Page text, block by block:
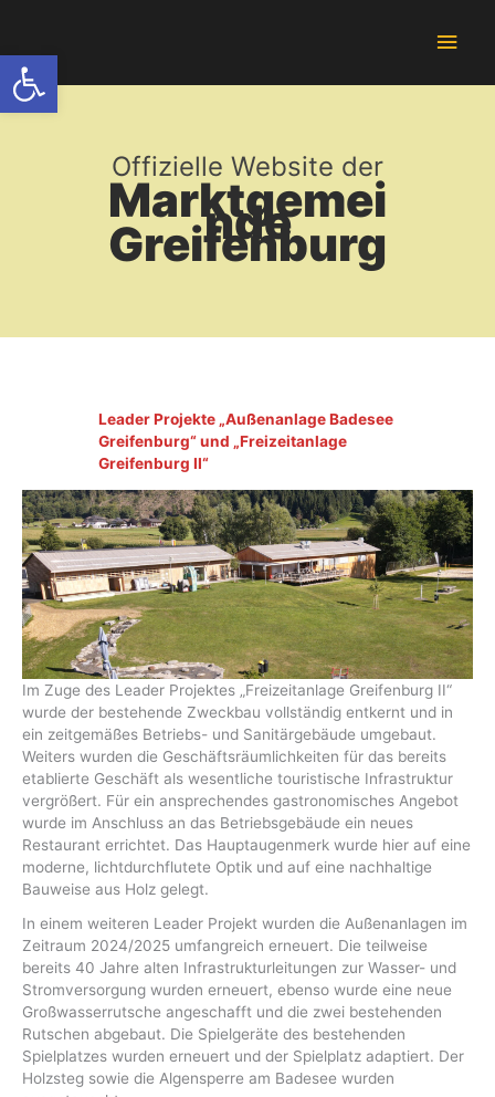
Werkzeugleiste öffnen
springen
Offizielle Website der
Marktgemei
nde
Greifenburg
Leader Projekte „Außenanlage Badesee
Greifenburg“ und „Freizeitanlage
Greifenburg II“
Im Zuge des Leader Projektes „Freizeitanlage Greifenburg II“
wurde der bestehende Zweckbau vollständig entkernt und in
ein zeitgemäßes Betriebs- und Sanitärgebäude umgebaut.
Weiters wurden die Geschäftsräumlichkeiten für das bereits
etablierte Geschäft als wesentliche touristische Infrastruktur
vergrößert. Für ein ansprechendes gastronomisches Angebot
wurde im Anschluss an das Betriebsgebäude ein neues
Restaurant errichtet. Das Hauptaugenmerk wurde hier auf eine
moderne, lichtdurchflutete Optik und auf eine nachhaltige
Bauweise aus Holz gelegt.
In einem weiteren Leader Projekt wurden die Außenanlagen im
Zeitraum 2024/2025 umfangreich erneuert. Die teilweise
bereits 40 Jahre alten Infrastrukturleitungen zur Wasser- und
Stromversorgung wurden erneuert, ebenso wurde eine neue
Großwasserrutsche angeschafft und die zwei bestehenden
Rutschen abgebaut. Die Spielgeräte des bestehenden
Spielplatzes wurden erneuert und der Spielplatz adaptiert. Der
Holzsteg sowie die Algensperre am Badesee wurden